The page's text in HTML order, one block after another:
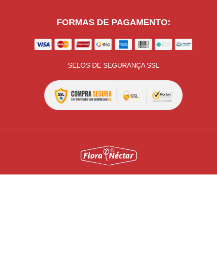
FORMAS DE PAGAMENTO:
SELOS DE SEGURANÇA SSL